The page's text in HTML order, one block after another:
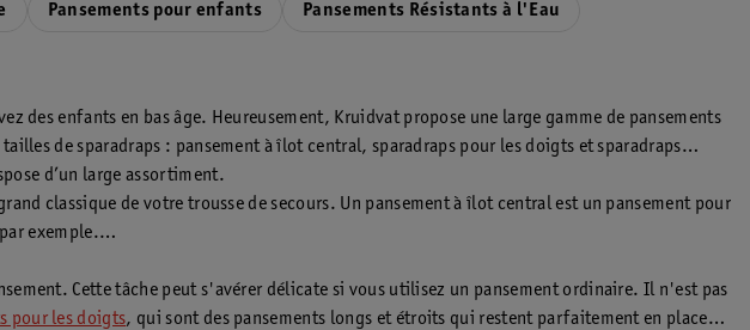
Pansements pour enfants Pansements Résistants à l'Eau
des enfants en bas âge. Heureusement, Kruidvat propose une large gamme de pansements
de sparadraps : pansement à îlot central, sparadraps pour les doigts et sparadraps
d’un large assortiment.
classique de votre trousse de secours. Un pansement à îlot central est un pansement pour
exemple.
Cette tâche peut s'avérer délicate si vous utilisez un pansement ordinaire. Il n'est pas
pour les doigts, qui sont des pansements longs et étroits qui restent parfaitement en place